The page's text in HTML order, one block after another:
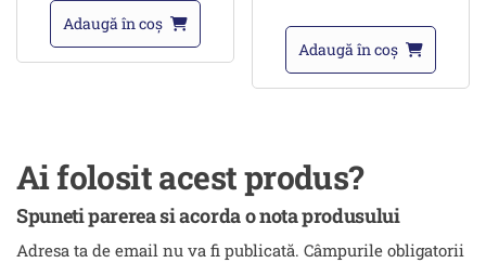
Adaugă în coș
Adaugă în coș
Ai folosit acest produs?
Spuneti parerea si acorda o nota produsului
Adresa ta de email nu va fi publicată. Câmpurile obligatorii